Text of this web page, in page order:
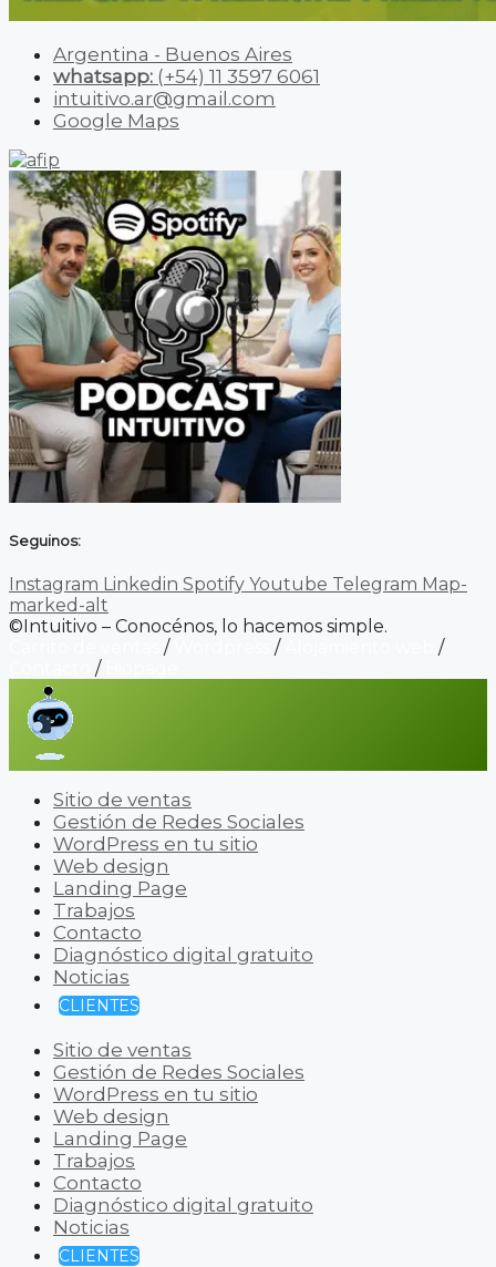
Argentina - Buenos Aires
whatsapp: (+54) 11 3597 6061
intuitivo.ar@gmail.com
Google Maps
Seguinos:
Instagram Linkedin Spotify Youtube Telegram Map-
marked-alt
©Intuitivo – Conocénos, lo hacemos simple.
/ /
/
/
Sitio de ventas
Gestión de Redes Sociales
WordPress en tu sitio
Web design
Landing Page
Trabajos
Contacto
Diagnóstico digital gratuito
Noticias
CLIENTES
Sitio de ventas
Gestión de Redes Sociales
WordPress en tu sitio
Web design
Landing Page
Trabajos
Contacto
Diagnóstico digital gratuito
Noticias
CLIENTES